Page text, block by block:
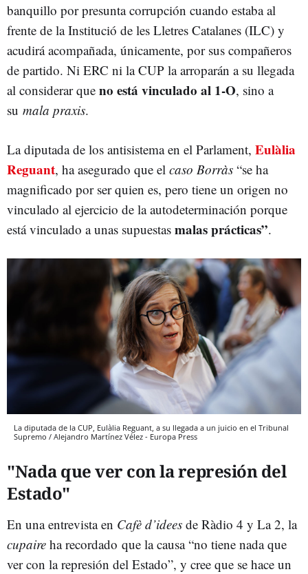
banquillo por presunta corrupción cuando estaba al
frente de la Institució de les Lletres Catalanes (ILC) y
acudirá acompañada, únicamente, por sus compañeros
de partido. Ni ERC ni la CUP la arroparán a su llegada
al considerar que no está vinculado al 1-O, sino a
su mala praxis.
La diputada de los antisistema en el Parlament, Eulàlia
Reguant, ha asegurado que el caso Borràs “se ha
magnificado por ser quien es, pero tiene un origen no
vinculado al ejercicio de la autodeterminación porque
está vinculado a unas supuestas malas prácticas”.
La diputada de la CUP, Eulàlia Reguant, a su llegada a un juicio en el Tribunal
Supremo / Alejandro Martínez Vélez - Europa Press
"Nada que ver con la represión del
Estado"
En una entrevista en Cafè d’idees de Ràdio 4 y La 2, la
cupaire ha recordado que la causa “no tiene nada que
ver con la represión del Estado”, y cree que se hace un